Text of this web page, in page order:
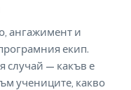
ангажимент и
екип.
случай — какъв е
учениците, какво